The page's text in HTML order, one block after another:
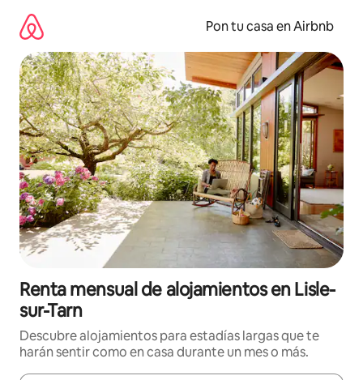
contenido
Pon tu casa en Airbnb
Renta mensual de alojamientos en Lisle-
sur-Tarn
Descubre alojamientos para estadías largas que te
harán sentir como en casa durante un mes o más.